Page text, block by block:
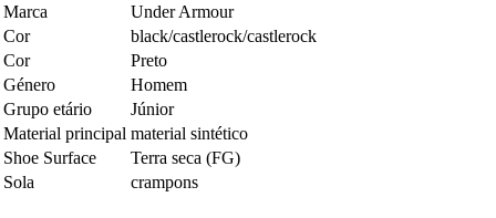
Marca
Under Armour
Cor
black/castlerock/castlerock
Cor
Preto
Género
Homem
Grupo etário
Júnior
Material principal material sintético
Shoe Surface
Terra seca (FG)
Sola
crampons